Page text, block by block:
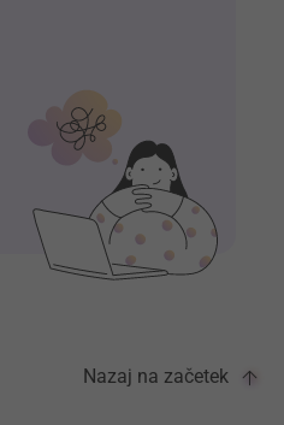
Nazaj na začetek